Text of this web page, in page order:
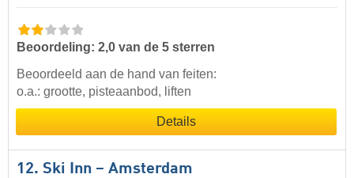
Beoordeling: 2,0 van de 5 sterren
Beoordeeld aan de hand van feiten:
o.a.: grootte, pisteaanbod, liften
Details
12. Ski Inn – Amsterdam